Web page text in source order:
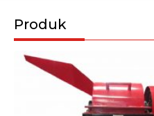
Produk